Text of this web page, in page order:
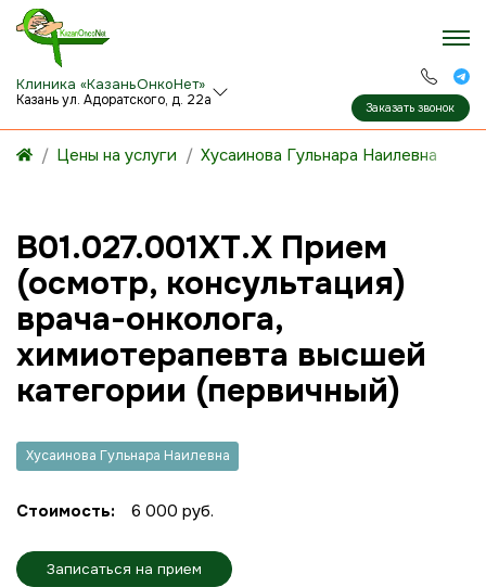
Клиника «КазаньОнкоНет»
Казань ул. Адоратского, д. 22а Заказать звонок
Цены на услуги Хусаинова Гульнара Наилевна
B01.027.001ХТ.Х Прием
(осмотр, консультация)
врача-онколога,
химиотерапевта высшей
категории (первичный)
Хусаинова Гульнара Наилевна
Стоимость: 6 000 руб.
Записаться на прием